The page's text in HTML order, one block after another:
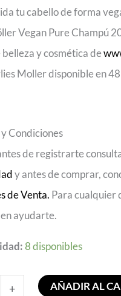
tu cabello de forma
Vegan Pure Champú
y cosmética de
Moller disponible en
Condiciones
de registrarte
y antes de comprar,
de Venta. Para cualquier
ayudarte.
8 disponibles
+ AÑADIR AL